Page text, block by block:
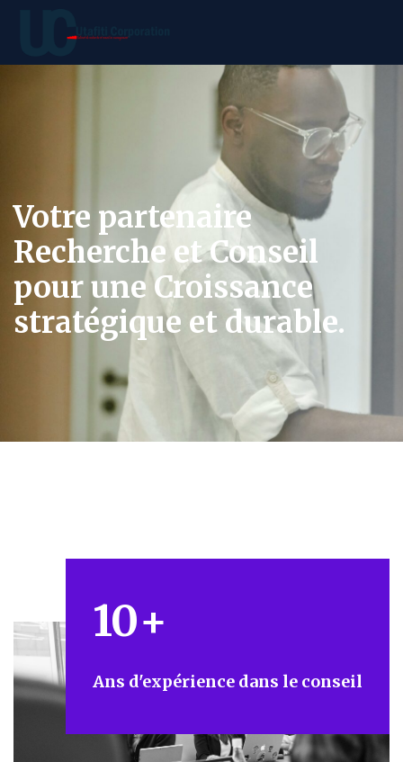
Votre partenaire
Recherche et Conseil
pour une Croissance
stratégique et durable.
10+
Ans d'expérience dans le conseil